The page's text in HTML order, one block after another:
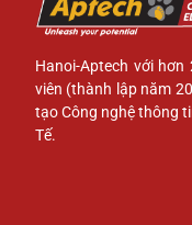
Hanoi-Aptech với
viên (thành lập năm
tạo Công nghệ thông
Tế.